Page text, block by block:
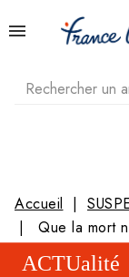
Accueil
Que la mort